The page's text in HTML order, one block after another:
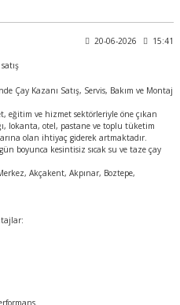
20-06-2026 15:41
Çay Kazanı Satış, Servis, Bakım ve Montaj
eğitim ve hizmet sektörleriyle öne çıkan
lokanta, otel, pastane ve toplu tüketim
olan ihtiyaç giderek artmaktadır.
boyunca kesintisiz sıcak su ve taze çay
Akçakent, Akpınar, Boztepe,